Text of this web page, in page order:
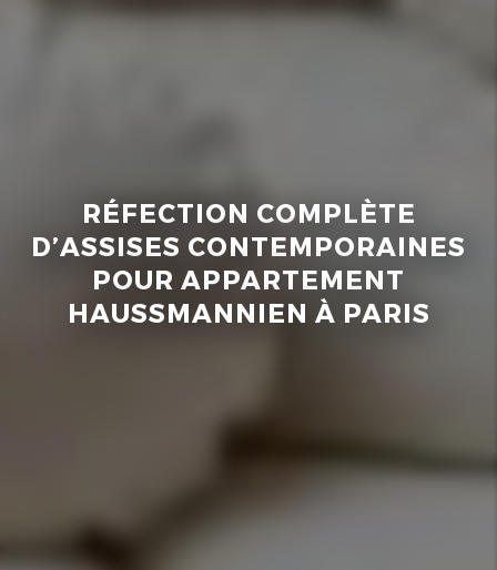
RÉFECTION COMPLÈTE
D’ASSISES CONTEMPORAINES
POUR APPARTEMENT
HAUSSMANNIEN À PARIS